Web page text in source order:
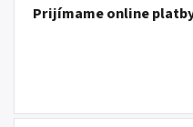
Prijímame online